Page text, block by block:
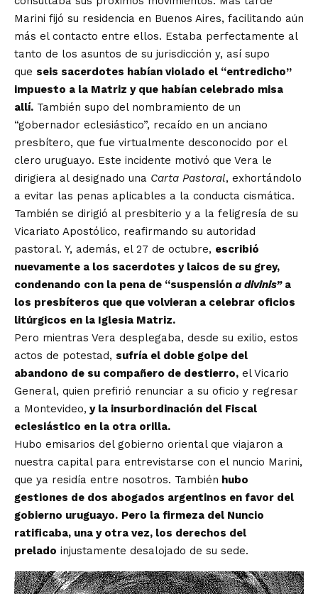
Marini fijó su residencia en Buenos Aires, facilitando aún
más el contacto entre ellos. Estaba perfectamente al
tanto de los asuntos de su jurisdicción y, así supo
que seis sacerdotes habían violado el “entredicho”
impuesto a la Matriz y que habían celebrado misa
allí. También supo del nombramiento de un
“gobernador eclesiástico”, recaído en un anciano
presbítero, que fue virtualmente desconocido por el
clero uruguayo. Este incidente motivó que Vera le
dirigiera al designado una Carta Pastoral, exhortándolo
a evitar las penas aplicables a la conducta cismática.
También se dirigió al presbiterio y a la feligresía de su
Vicariato Apostólico, reafirmando su autoridad
pastoral. Y, además, el 27 de octubre, escribió
nuevamente a los sacerdotes y laicos de su grey,
condenando con la pena de “suspensión a divinis”a
los presbíteros que que volvieran a celebrar oficios
litúrgicos en la Iglesia Matriz.
Pero mientras Vera desplegaba, desde su exilio, estos
actos de potestad, sufría el doble golpe del
abandono de su compañero de destierro, el Vicario
General, quien prefirió renunciar a su oficio y regresar
a Montevideo, y la insurbordinación del Fiscal
eclesiástico en la otra orilla.
Hubo emisarios del gobierno oriental que viajaron a
nuestra capital para entrevistarse con el nuncio Marini,
que ya residía entre nosotros. También hubo
gestiones de dos abogados argentinos en favor del
gobierno uruguayo. Pero la firmeza del Nuncio
ratificaba, una y otra vez, los derechos del
prelado injustamente desalojado de su sede.